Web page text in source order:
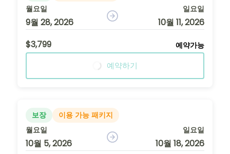
월요일
9월 28, 2026
일요일
10월 11, 2026
$3,799
예약가능
예약하기
보장
이용 가능 패키지
월요일
10월 5, 2026
일요일
10월 18, 2026